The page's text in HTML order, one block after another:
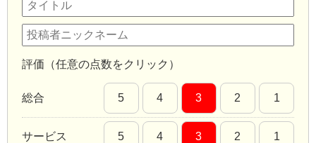
評価（任意の点数をクリック）
総合 5 4 3 2 1
サービス 5 4 3 2 1